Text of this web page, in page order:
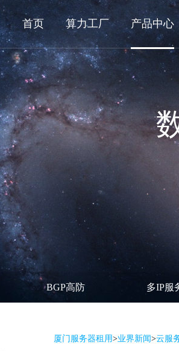
首页 算力工厂 产品中心
BGP高防 多IP服
厦门服务器租用>业界新闻>云服